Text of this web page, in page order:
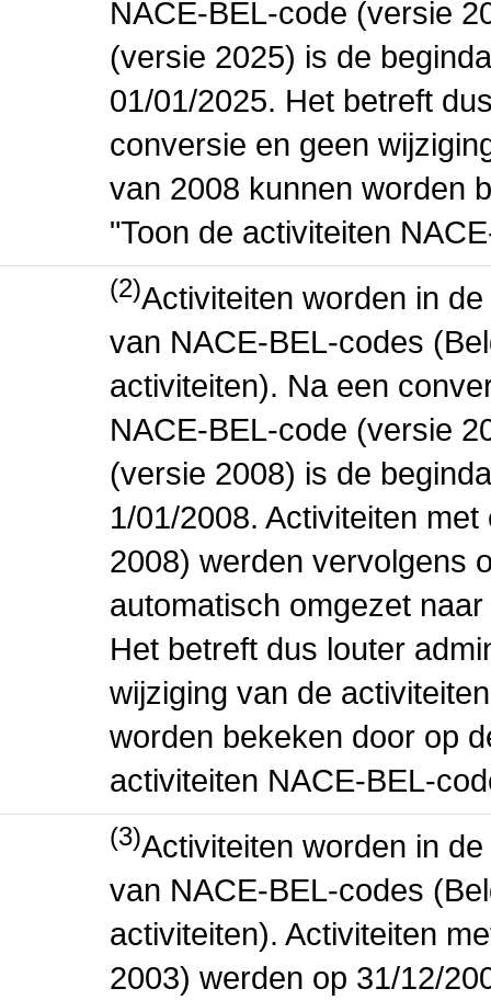
NACE-BEL-code (versie
(versie 2025) is de
01/01/2025. Het betreft
conversie en geen
van 2008 kunnen worden
"Toon de activiteiten
(2)Activiteiten worden in
van NACE-BEL-codes
activiteiten). Na een
NACE-BEL-code (versie
(versie 2008) is de
1/01/2008. Activiteiten
2008) werden vervolgens
automatisch omgezet
Het betreft dus louter
wijziging van de
worden bekeken door op
activiteiten NACE-BEL-
(3)Activiteiten worden in
van NACE-BEL-codes
activiteiten). Activiteiten
2003) werden op 31/12/